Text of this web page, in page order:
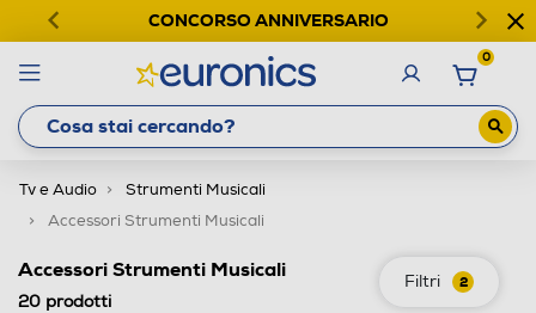
CONCORSO ANNIVERSARIO
0
Tv e Audio
Strumenti Musicali
Accessori Strumenti Musicali
Filtri 2
Accessori Strumenti Musicali
20 prodotti